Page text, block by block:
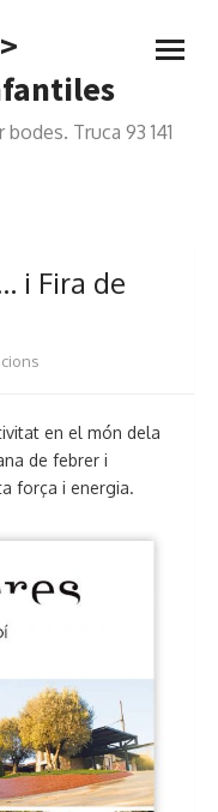
Truca 93 141
abrir
i Fira de
en el món dela
de febrer i
força i energia.